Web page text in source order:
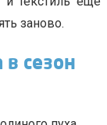
заново.
сезон